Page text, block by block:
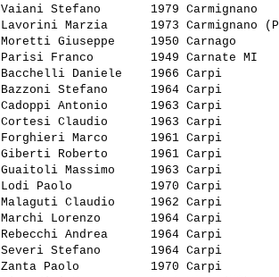
Vaiani Stefano
1979
Lavorini Marzia
1973
Moretti Giuseppe
1950 Carnago
Parisi Franco
1949 Carnate
Bacchelli Daniele
1966 Carpi
Bazzoni Stefano
1964 Carpi
Cadoppi Antonio
1963 Carpi
Cortesi Claudio
1963 Carpi
Forghieri Marco
1961 Carpi
Giberti Roberto
1961 Carpi
Guaitoli Massimo
1963 Carpi
Lodi Paolo
1970 Carpi
Malaguti Claudio
1962 Carpi
Marchi Lorenzo
1964 Carpi
Rebecchi Andrea
1964 Carpi
Severi Stefano
1964 Carpi
Zanta Paolo
1970 Carpi